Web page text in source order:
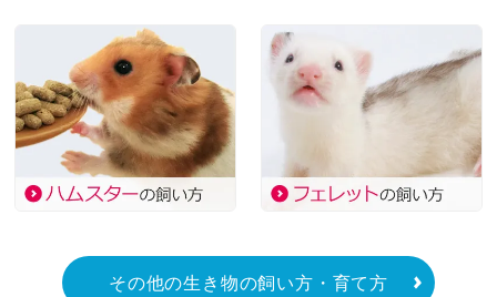
その他の生き物の飼い方・育て方